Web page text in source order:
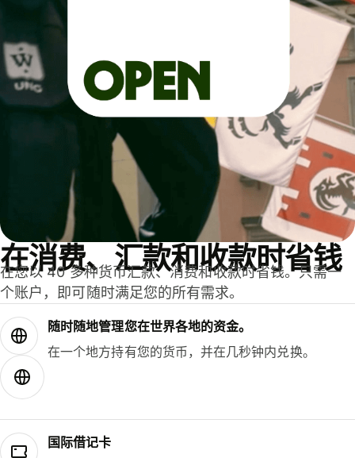
在消费、汇款和收款时省钱
在您以 40 多种货币汇款、消费和收款时省钱。只需一
个账户，即可随时满足您的所有需求。
随时随地管理您在世界各地的资金。
在一个地方持有您的货币，并在几秒钟内兑换。
国际借记卡